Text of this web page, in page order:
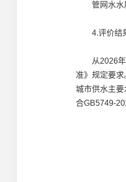
管网水水质
4.评价结
从2026年5
准》规定要
城市供水主
合GB5749-